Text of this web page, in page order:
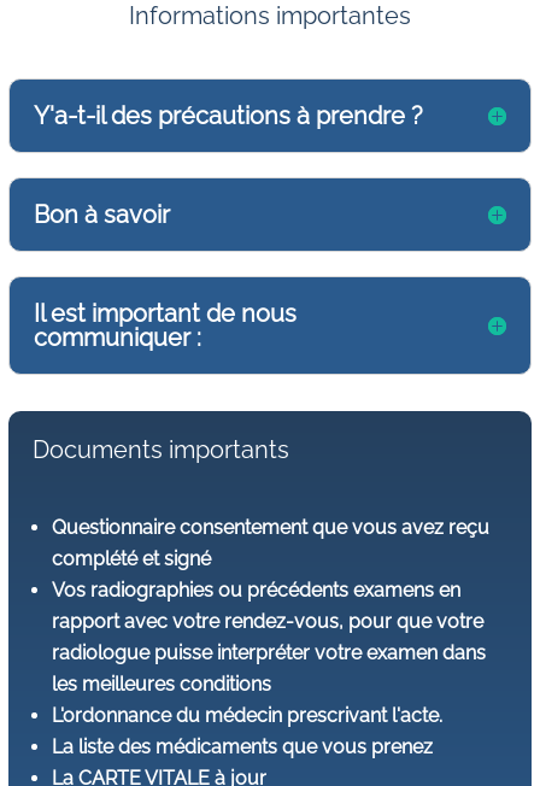
Informations importantes
Y'a-t-il des précautions à prendre ?
Bon à savoir
Il est important de nous
communiquer :
Documents importants
Questionnaire consentement que vous avez reçu
complété et signé
Vos radiographies ou précédents examens en
rapport avec votre rendez-vous, pour que votre
radiologue puisse interpréter votre examen dans
les meilleures conditions
L'ordonnance du médecin prescrivant l'acte.
La liste des médicaments que vous prenez
La CARTE VITALE à jour